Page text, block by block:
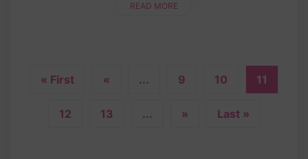
READ MORE
« First « ... 9 10 11
12 13 ... » Last »